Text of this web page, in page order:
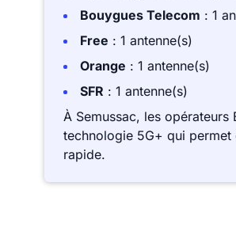
Bouygues Telecom : 1
Free : 1 antenne(s)
Orange : 1 antenne(s)
SFR : 1 antenne(s)
À Semussac, les opérateurs
technologie 5G+ qui permet
rapide.